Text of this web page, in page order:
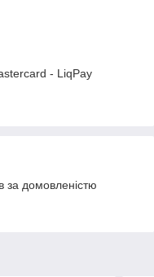
- LiqPay
за домовленістю